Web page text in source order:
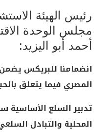
رئيس الهيئة
مجلس الوحدة
أحمد أبو اليزيد:
انضمامنا للبريكس
المصري فيما يتعلق
تدبير السلع الأساسية
المحلية والتبادل